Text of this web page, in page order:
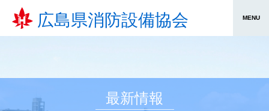
広島県消防設備協会
最新情報